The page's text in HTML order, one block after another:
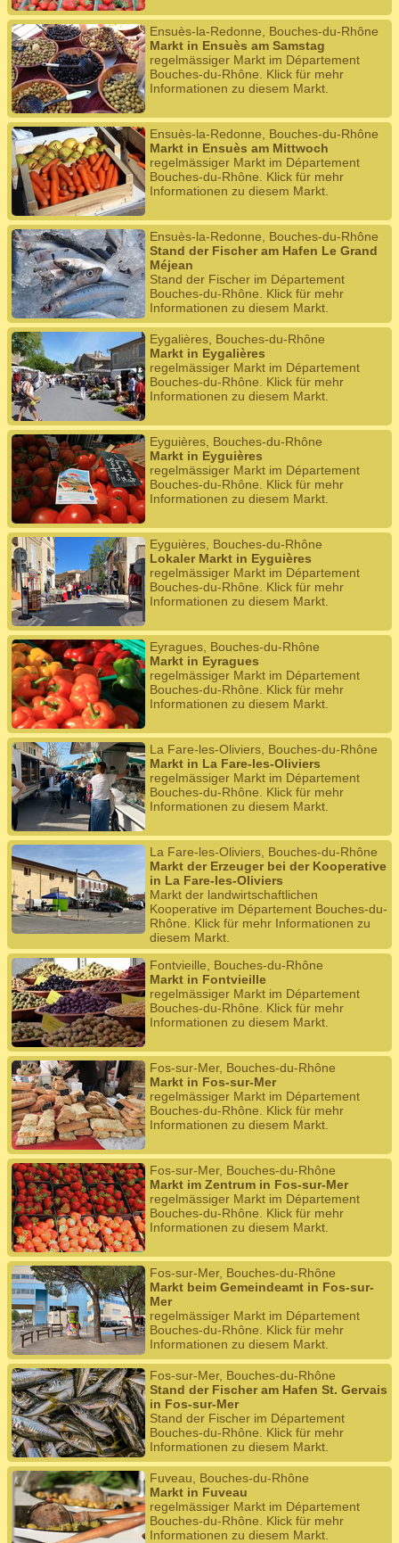
Ensuès-la-Redonne, Bouches-du-Rhône
Markt in Ensuès am Samstag
regelmässiger Markt im Département
Bouches-du-Rhône. Klick für mehr
Informationen zu diesem Markt.
Ensuès-la-Redonne, Bouches-du-Rhône
Markt in Ensuès am Mittwoch
regelmässiger Markt im Département
Bouches-du-Rhône. Klick für mehr
Informationen zu diesem Markt.
Ensuès-la-Redonne, Bouches-du-Rhône
Stand der Fischer am Hafen Le Grand
Méjean
Stand der Fischer im Département
Bouches-du-Rhône. Klick für mehr
Informationen zu diesem Markt.
Eygalières, Bouches-du-Rhône
Markt in Eygalières
regelmässiger Markt im Département
Bouches-du-Rhône. Klick für mehr
Informationen zu diesem Markt.
Eyguières, Bouches-du-Rhône
Markt in Eyguières
regelmässiger Markt im Département
Bouches-du-Rhône. Klick für mehr
Informationen zu diesem Markt.
Eyguières, Bouches-du-Rhône
Lokaler Markt in Eyguières
regelmässiger Markt im Département
Bouches-du-Rhône. Klick für mehr
Informationen zu diesem Markt.
Eyragues, Bouches-du-Rhône
Markt in Eyragues
regelmässiger Markt im Département
Bouches-du-Rhône. Klick für mehr
Informationen zu diesem Markt.
La Fare-les-Oliviers, Bouches-du-Rhône
Markt in La Fare-les-Oliviers
regelmässiger Markt im Département
Bouches-du-Rhône. Klick für mehr
Informationen zu diesem Markt.
La Fare-les-Oliviers, Bouches-du-Rhône
Markt der Erzeuger bei der Kooperative
in La Fare-les-Oliviers
Markt der landwirtschaftlichen
Kooperative im Département Bouches-du-
Rhône. Klick für mehr Informationen zu
diesem Markt.
Fontvieille, Bouches-du-Rhône
Markt in Fontvieille
regelmässiger Markt im Département
Bouches-du-Rhône. Klick für mehr
Informationen zu diesem Markt.
Fos-sur-Mer, Bouches-du-Rhône
Markt in Fos-sur-Mer
regelmässiger Markt im Département
Bouches-du-Rhône. Klick für mehr
Informationen zu diesem Markt.
Fos-sur-Mer, Bouches-du-Rhône
Markt im Zentrum in Fos-sur-Mer
regelmässiger Markt im Département
Bouches-du-Rhône. Klick für mehr
Informationen zu diesem Markt.
Fos-sur-Mer, Bouches-du-Rhône
Markt beim Gemeindeamt in Fos-sur-
Mer
regelmässiger Markt im Département
Bouches-du-Rhône. Klick für mehr
Informationen zu diesem Markt.
Fos-sur-Mer, Bouches-du-Rhône
Stand der Fischer am Hafen St. Gervais
in Fos-sur-Mer
Stand der Fischer im Département
Bouches-du-Rhône. Klick für mehr
Informationen zu diesem Markt.
Fuveau, Bouches-du-Rhône
Markt in Fuveau
regelmässiger Markt im Département
Bouches-du-Rhône. Klick für mehr
Informationen zu diesem Markt.